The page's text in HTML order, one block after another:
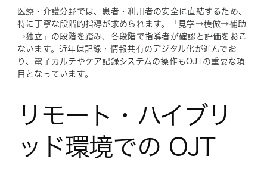
医療・介護分野では、患者・利用者の安全に直結するため、
特に丁寧な段階的指導が求められます。「見学→模倣→補助
→独立」の段階を踏み、各段階で指導者が確認と評価をおこ
ないます。近年は記録・情報共有のデジタル化が進んでお
り、電子カルテやケア記録システムの操作もOJTの重要な項
目となっています。
リモート・ハイブリ
ッド環境での OJT